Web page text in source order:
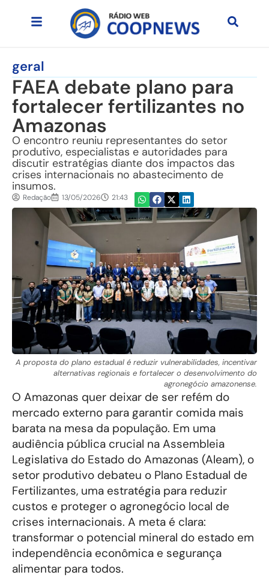
geral
FAEA debate plano para
fortalecer fertilizantes no
Amazonas
O encontro reuniu representantes do setor
produtivo, especialistas e autoridades para
discutir estratégias diante dos impactos das
crises internacionais no abastecimento de
insumos.
Redação 13/05/2026 21:43
A proposta do plano estadual é reduzir vulnerabilidades, incentivar
alternativas regionais e fortalecer o desenvolvimento do
agronegócio amazonense.
O Amazonas quer deixar de ser refém do
mercado externo para garantir comida mais
barata na mesa da população. Em uma
audiência pública crucial na Assembleia
Legislativa do Estado do Amazonas (Aleam), o
setor produtivo debateu o Plano Estadual de
Fertilizantes, uma estratégia para reduzir
custos e proteger o agronegócio local de
crises internacionais. A meta é clara:
transformar o potencial mineral do estado em
independência econômica e segurança
alimentar para todos.